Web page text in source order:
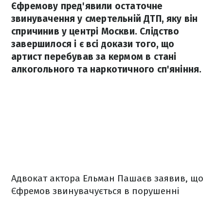
Єфремову пред'явили остаточне
звинувачення у смертельній ДТП, яку він
спричинив у центрі Москви. Слідство
завершилося і є всі докази того, що
артист перебував за кермом в стані
алкогольного та наркотичного сп'яніння.
Адвокат актора Ельман Пашаєв заявив, що
Єфремов звинувачується в порушенні